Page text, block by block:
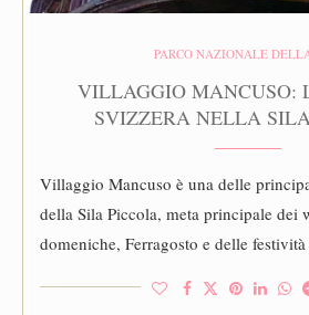
PARCO NAZIONALE
VILLAGGIO MANCUSO:
SVIZZERA NELLA
Villaggio Mancuso è una delle
della Sila Piccola, meta principale dei
domeniche, Ferragosto e delle